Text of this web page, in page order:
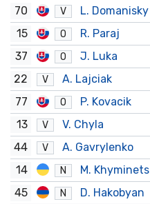
70 V
L. Domanisky
15
O
R. Paraj
37
O J. Luka
22 V
A. Lajciak
77
O P. Kovacik
13 V V. Chyla
44 V
A. Gavrylenko
14
N M. Khyminets
45 N D. Hakobyan